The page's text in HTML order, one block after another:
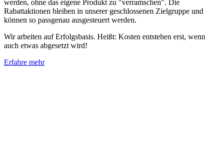
werden, ohne das eigene Produkt zu "verramschen". Die
Rabattaktionen bleiben in unserer geschlossenen Zielgruppe und
können so passgenau ausgesteuert werden.
Wir arbeiten auf Erfolgsbasis. Heißt: Kosten entstehen erst, wenn
auch etwas abgesetzt wird!
Erfahre mehr